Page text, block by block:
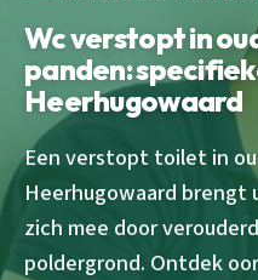
Wc verstopt in
panden:
Heerhugowaard
Een verstopt toilet in
Heerhugowaard
zich mee door
poldergrond. Ontdek